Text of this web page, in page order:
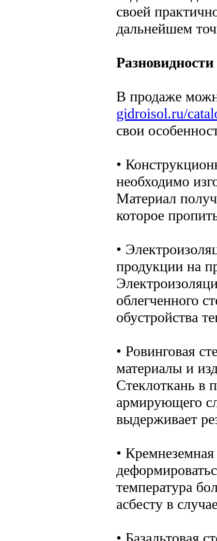
своей
дальнейшем
В продаже
gidroisol.ru/
свои
•
необходимо
Материал
которое
•
продукции на
облегченного
обустройства
• Ровинговая
материалы и
Стеклоткань в
армирующего
выдерживает
•
температура
асбесту в